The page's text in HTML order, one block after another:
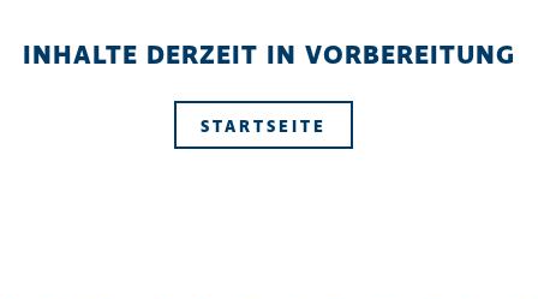
INHALTE DERZEIT IN VORBEREITUNG
STARTSEITE